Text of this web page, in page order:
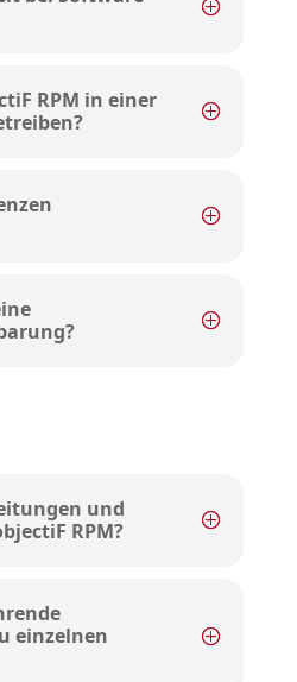
RPM in einer
und
RPM?
einzelnen